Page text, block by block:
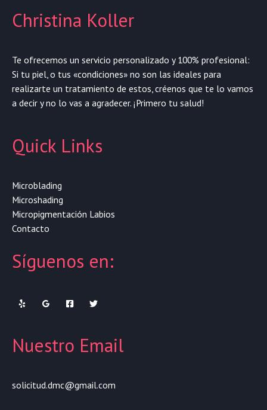
Christina Koller
Te ofrecemos un servicio personalizado y 100% profesional:
Si tu piel, o tus «condiciones» no son las ideales para
realizarte un tratamiento de estos, créenos que te lo vamos
a decir y no lo vas a agradecer. ¡Primero tu salud!
Quick Links
Microblading
Microshading
Micropigmentación Labios
Contacto
Síguenos en:
Nuestro Email
solicitud.dmc@gmail.com